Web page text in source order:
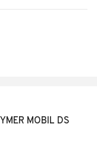
MOBIL DS